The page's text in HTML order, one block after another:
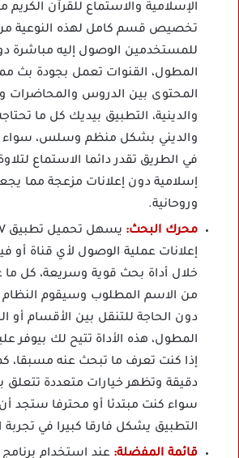
الإسلامية والاستماع للقرآن الكريم
تخصيص قسم كامل لهذه النوعية من
للمستخدمين الوصول إليه مباشرة
المطول، القنوات تعمل بجودة بث
المحتوى بين الدروس والمحاضرات
والدينية، التطبيق بيديك كل ما
والديني بشكل منظم وسلس، سواء
في الطريق تقدر دائما الاستماع
إسلامية دون إعلانات مزعجة مما
وروحانية.
محرك البحث:
إعلانات عملية الوصول لأي قناة
خلال أداة بحث قوية وسريعة، كل ما
من الاسم المطلوب وسيقوم النظام
دون الحاجة للتنقل بين الأقسام أو
المطول، هذه الأداة تتيح لك
إذا كنت تعرف ما تبحث عنه مسبقا،
دقيقة وتظهر خيارات متعددة تتعلق
سواء كنت مبتدئا أو محترفا ستجد
التطبيق يشكل فارقا كبيرا في تجربة
قائمة المفضلة: